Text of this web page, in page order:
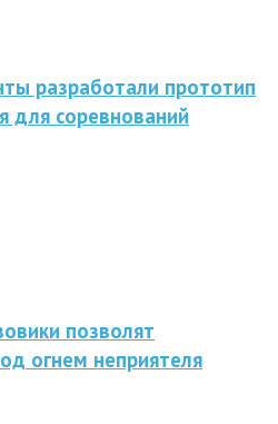
разработали прототип
для соревнований
позволят
огнем неприятеля